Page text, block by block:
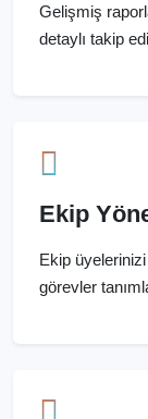
Gelişmiş
detaylı takip
Ekip
Ekip
görevler